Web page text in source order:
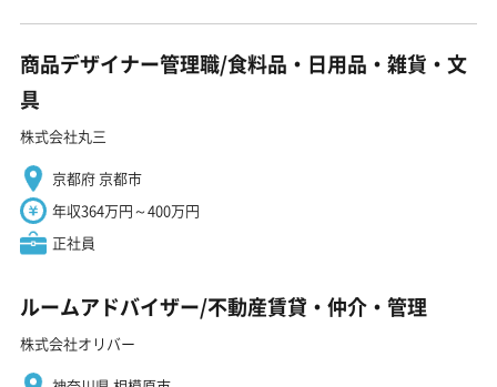
商品デザイナー管理職/食料品・日用品・雑貨・文
具
株式会社丸三
京都府 京都市
年収364万円～400万円
正社員
ルームアドバイザー/不動産賃貸・仲介・管理
株式会社オリバー